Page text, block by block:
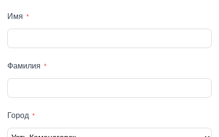
Имя
Фамилия
Город